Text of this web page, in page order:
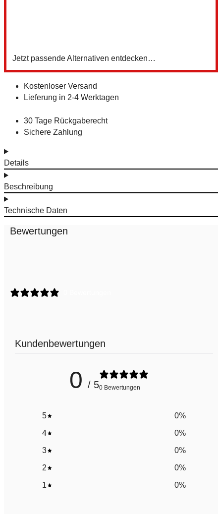
Jetzt passende Alternativen entdecken…
Kostenloser Versand
Lieferung in 2-4 Werktagen
30 Tage Rückgaberecht
Sichere Zahlung
Details
Beschreibung
Technische Daten
Bewertungen
Kundenbewertungen
0 / 50 Bewertungen
5 0%
4 0%
3 0%
2 0%
1 0%